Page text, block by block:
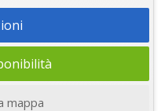
mappa